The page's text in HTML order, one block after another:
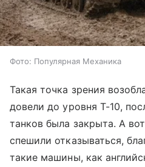
Фото: Популярная Механика
Такая точка зрения
довели до уровня Т-10,
танков была закрыта. А
спешили отказываться,
такие машины, как